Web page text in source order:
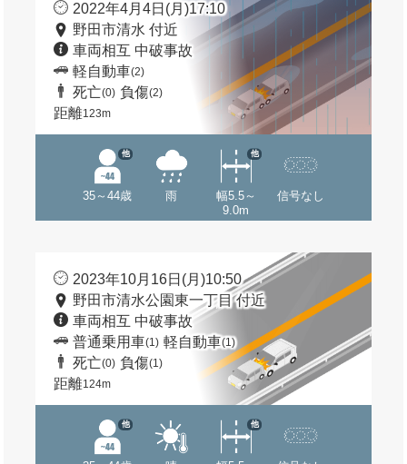
2022年4月4日(月)17:10
野田市清水 付近
車両相互 中破事故
軽自動車(2)
死亡(0) 負傷(2)
距離123m
35～44歳
他
雨
幅5.5～
9.0m
他
信号なし
2023年10月16日(月)10:50
野田市清水公園東一丁目 付近
車両相互 中破事故
普通乗用車(1) 軽自動車(1)
死亡(0) 負傷(1)
距離124m
他 他